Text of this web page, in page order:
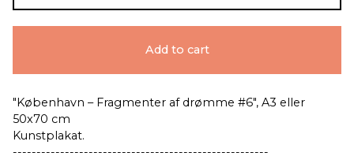
Add to cart
"København – Fragmenter af drømme #6", A3 eller
50x70 cm
Kunstplakat.
------------------------------------------------------